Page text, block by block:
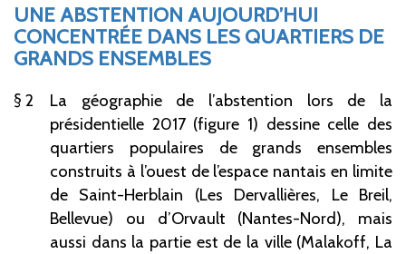
UNE ABSTENTION AUJOURD’HUI
CONCENTRÉE DANS LES QUARTIERS DE
GRANDS ENSEMBLES
2
La géographie de l’abstention lors de la
présidentielle 2017 (figure 1) dessine celle des
quartiers populaires de grands ensembles
construits à l’ouest de l’espace nantais en limite
de Saint-Herblain (Les Dervallières, Le Breil,
Bellevue) ou d’Orvault (Nantes-Nord), mais
aussi dans la partie est de la ville (Malakoff, La